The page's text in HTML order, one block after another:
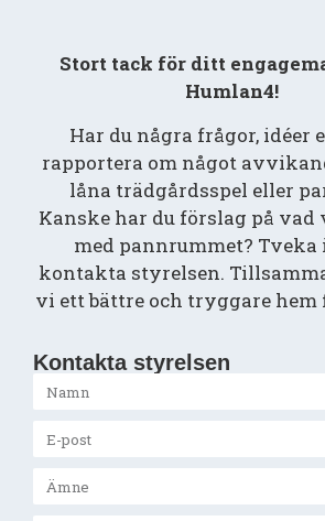
Stort tack för ditt
Humlan4!
Har du några frågor, idéer
rapportera om något
låna trädgårdsspel eller
Kanske har du förslag på vad
med pannrummet?
kontakta styrelsen.
vi ett bättre och tryggare hem
Kontakta styrelsen